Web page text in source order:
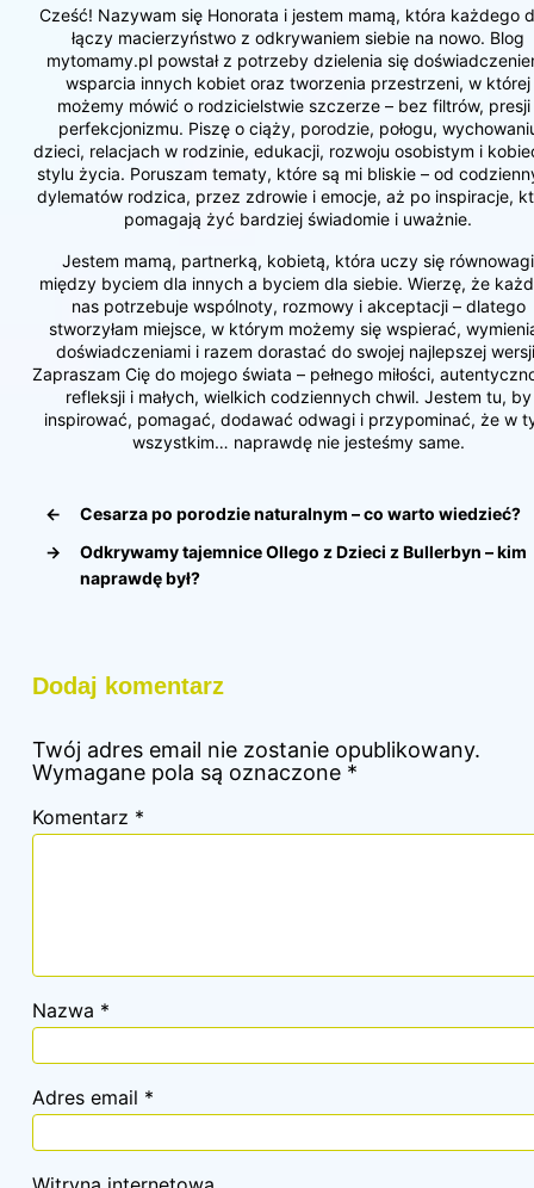
Cześć! Nazywam się Honorata i jestem mamą, która każdego
łączy macierzyństwo z odkrywaniem siebie na nowo. Blog
mytomamy.pl powstał z potrzeby dzielenia się
wsparcia innych kobiet oraz tworzenia przestrzeni, w której
możemy mówić o rodzicielstwie szczerze – bez filtrów, presji
perfekcjonizmu. Piszę o ciąży, porodzie, połogu,
dzieci, relacjach w rodzinie, edukacji, rozwoju osobistym i
stylu życia. Poruszam tematy, które są mi bliskie – od
dylematów rodzica, przez zdrowie i emocje, aż po inspiracje,
pomagają żyć bardziej świadomie i uważnie.
Jestem mamą, partnerką, kobietą, która uczy się równowagi
między byciem dla innych a byciem dla siebie. Wierzę, że
nas potrzebuje wspólnoty, rozmowy i akceptacji – dlatego
stworzyłam miejsce, w którym możemy się wspierać,
doświadczeniami i razem dorastać do swojej najlepszej
Zapraszam Cię do mojego świata – pełnego miłości,
refleksji i małych, wielkich codziennych chwil. Jestem tu, by
inspirować, pomagać, dodawać odwagi i przypominać, że w
wszystkim… naprawdę nie jesteśmy same.
←
Cesarza po porodzie naturalnym – co warto wiedzieć?
→
Odkrywamy tajemnice Ollego z Dzieci z Bullerbyn – kim
naprawdę był?
Dodaj komentarz
Twój adres email nie zostanie opublikowany.
Wymagane pola są oznaczone *
Komentarz *
Nazwa *
Adres email *